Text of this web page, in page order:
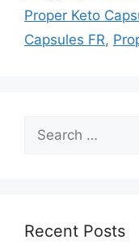
Proper Keto
Capsules FR,
for:
Recent Posts